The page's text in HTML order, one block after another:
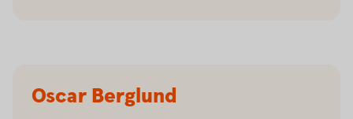
Oscar Berglund